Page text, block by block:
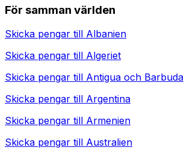
För samman världen
Skicka pengar till Albanien
Skicka pengar till Algeriet
Skicka pengar till Antigua och Barbuda
Skicka pengar till Argentina
Skicka pengar till Armenien
Skicka pengar till Australien